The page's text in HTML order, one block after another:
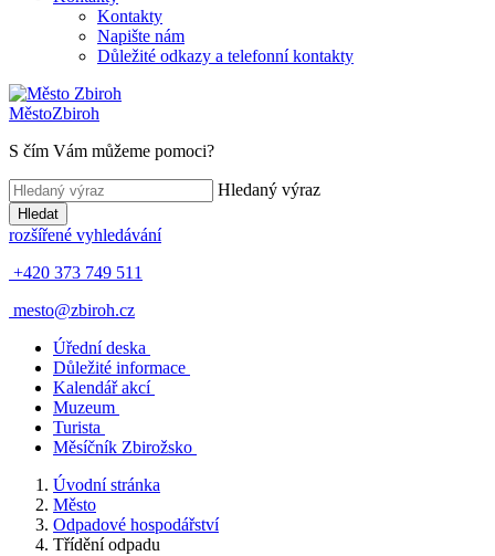
Kontakty
Napište nám
Důležité odkazy a telefonní kontakty
MěstoZbiroh
S čím Vám můžeme pomoci?
Hledaný výraz
Hledat
rozšířené vyhledávání
+420 373 749 511
mesto@zbiroh.cz
Úřední deska
Důležité informace
Kalendář akcí
Muzeum
Turista
Měsíčník Zbirožsko
Úvodní stránka
Město
Odpadové hospodářství
Třídění odpadu